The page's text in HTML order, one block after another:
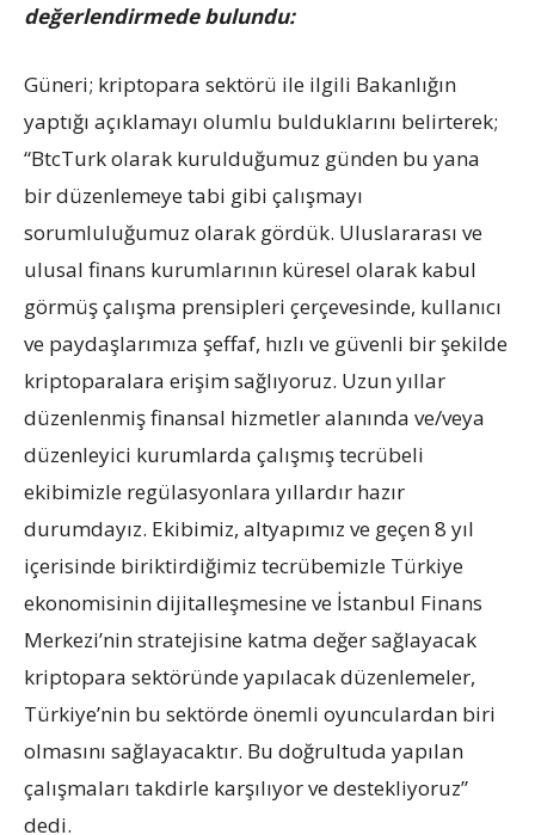
değerlendirmede bulundu:
Güneri; kriptopara sektörü ile ilgili Bakanlığın
yaptığı açıklamayı olumlu bulduklarını belirterek;
“BtcTurk olarak kurulduğumuz günden bu yana
bir düzenlemeye tabi gibi çalışmayı
sorumluluğumuz olarak gördük. Uluslararası ve
ulusal finans kurumlarının küresel olarak kabul
görmüş çalışma prensipleri çerçevesinde, kullanıcı
ve paydaşlarımıza şeffaf, hızlı ve güvenli bir şekilde
kriptoparalara erişim sağlıyoruz. Uzun yıllar
düzenlenmiş finansal hizmetler alanında ve/veya
düzenleyici kurumlarda çalışmış tecrübeli
ekibimizle regülasyonlara yıllardır hazır
durumdayız. Ekibimiz, altyapımız ve geçen 8 yıl
içerisinde biriktirdiğimiz tecrübemizle Türkiye
ekonomisinin dijitalleşmesine ve İstanbul Finans
Merkezi’nin stratejisine katma değer sağlayacak
kriptopara sektöründe yapılacak düzenlemeler,
Türkiye’nin bu sektörde önemli oyunculardan biri
olmasını sağlayacaktır. Bu doğrultuda yapılan
çalışmaları takdirle karşılıyor ve destekliyoruz”
dedi.